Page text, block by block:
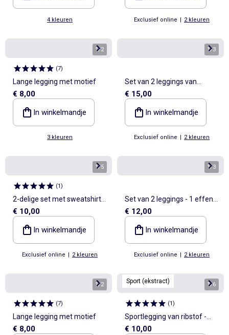
4 kleuren Exclusief online | 2 kleuren
1/2
(7)
Lange legging met motief
€ 8,00
In winkelmandje
3 kleuren
1/3
Set van 2 leggings van
ribfluweel
€ 15,00
In winkelmandje
Exclusief online | 2 kleuren
1/5
(1)
2-delige set met sweatshirt
en legging
€ 10,00
In winkelmandje
Exclusief online | 2 kleuren
1/3
Set van 2 leggings - 1 effen +
1 met print
€ 12,00
In winkelmandje
Exclusief online | 2 kleuren
1/2
(7)
Lange legging met motief
€ 8,00
Sport (ekstract) 1/6
(1)
Sportlegging van ribstof -
(ekstract)
€ 10,00